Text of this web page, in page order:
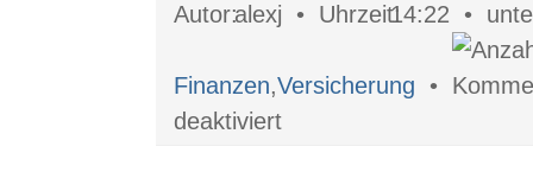
alexj • 14:22 •
Finanzen,Versicherung •
deaktiviertWarum